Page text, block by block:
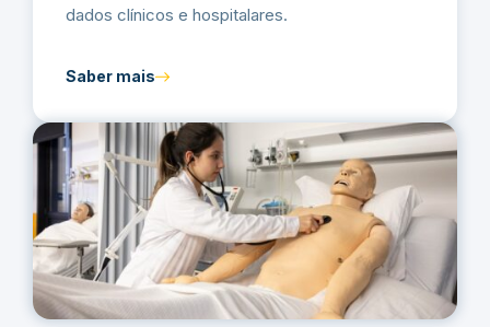
dados clínicos e hospitalares.
Saber mais